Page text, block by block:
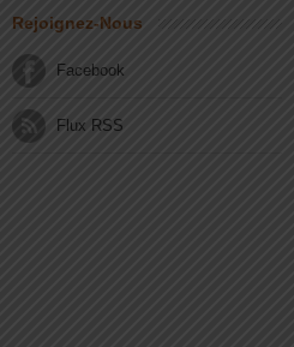
Rejoignez-Nous
Facebook
Flux RSS